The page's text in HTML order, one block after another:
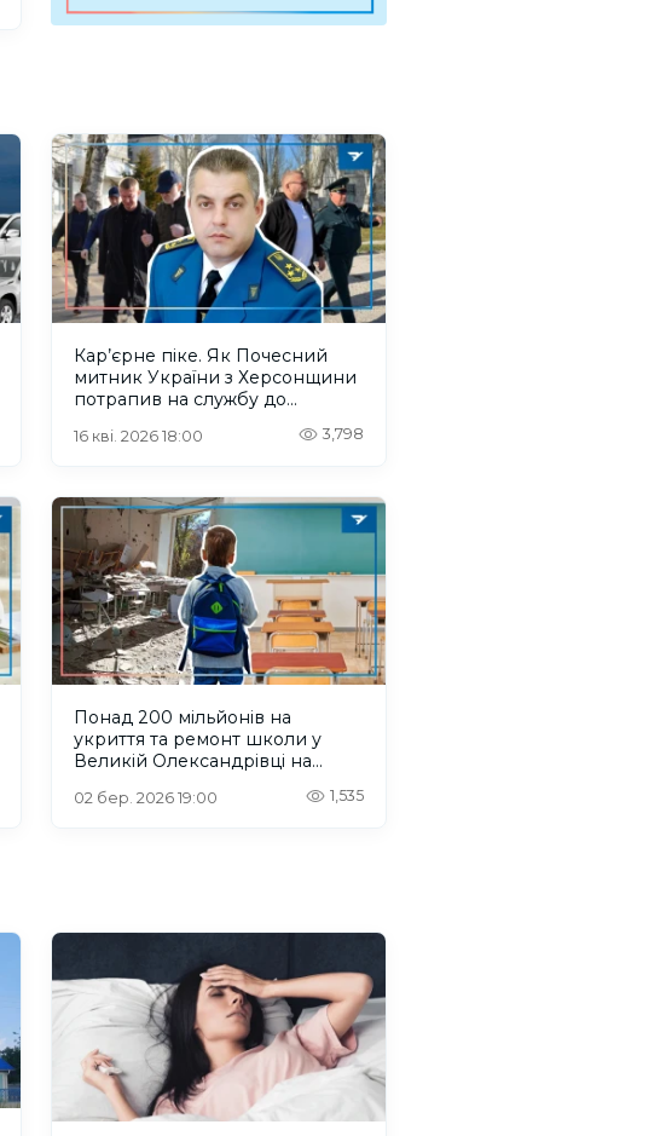
Кар’єрне піке. Як Почесний
митник України з Херсонщини
потрапив на службу до
16 кві. 2026 18:00 3,798
Понад 200 мільйонів на
укриття та ремонт школи у
Великій Олександрівці на
і аудит
02 бер. 2026 19:00 1,535